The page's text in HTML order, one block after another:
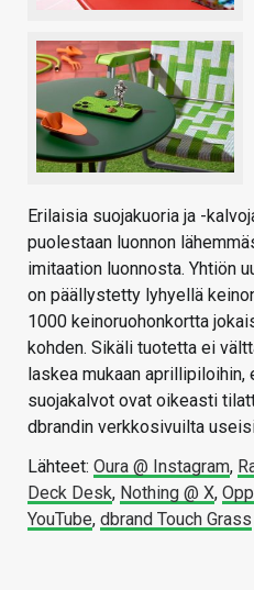
Erilaisia suojakuoria ja -
puolestaan luonnon
imitaation luonnosta. Yhtiön
on päällystetty lyhyellä
1000 keinoruohonkortta
kohden. Sikäli tuotetta ei
laskea mukaan aprillipiloihin,
suojakalvot ovat oikeasti
dbrandin verkkosivuilta
Lähteet: Oura @ Instagram,
Deck Desk, Nothing @ X,
YouTube, dbrand Touch Grass